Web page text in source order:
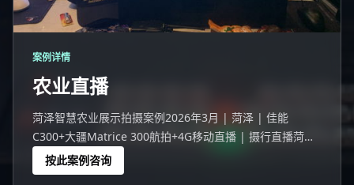
案例详情
农业直播
菏泽智慧农业展示拍摄案例2026年3月 | 菏泽 | 佳能
C300+大疆Matrice 300航拍+4G移动直播 | 摄行直播菏泽
团队菏泽一次智慧农业展示活动。农业直播是近年来快速增
长的直播品类——农产品溯源让消费者看到"从田间
按此案例咨询